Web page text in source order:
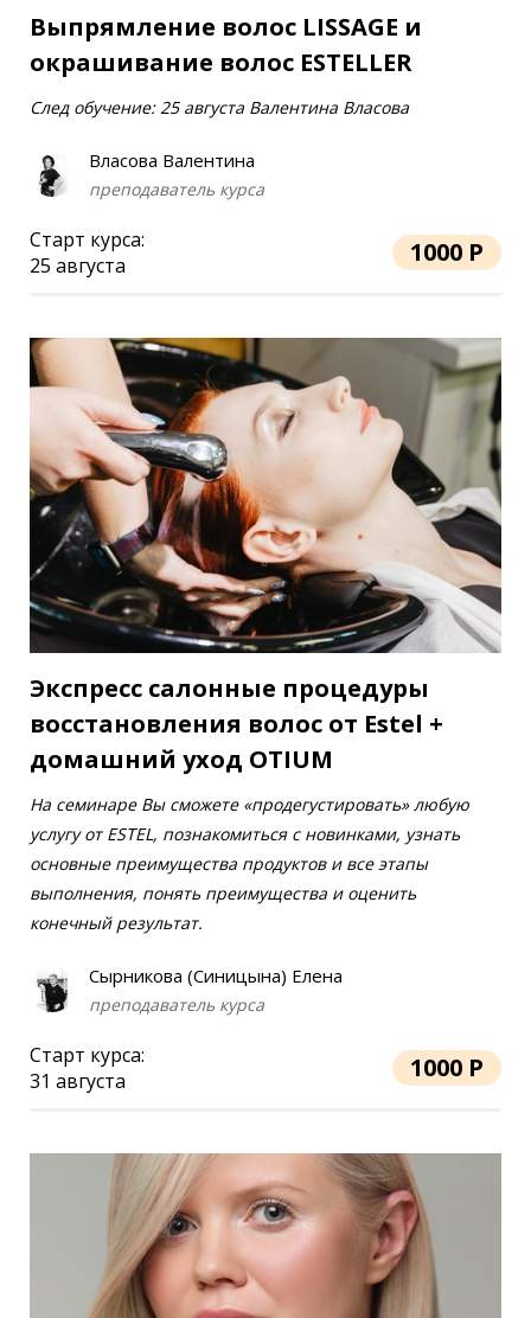
Выпрямление волос LISSAGE и
окрашивание волос ESTELLER
След обучение: 25 августа Валентина Власова
Власова Валентина
преподаватель курса
Старт курса:
25 августа
1000 Р
Экспресс салонные процедуры
восстановления волос от Estel +
домашний уход OTIUM
На семинаре Вы сможете «продегустировать» любую
услугу от ESTEL, познакомиться с новинками, узнать
основные преимущества продуктов и все этапы
выполнения, понять преимущества и оценить
конечный результат.
Сырникова (Синицына) Елена
преподаватель курса
Старт курса:
31 августа
1000 Р